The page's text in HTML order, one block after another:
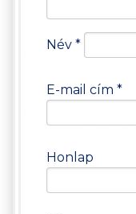
Név *
E-mail cím *
Honlap